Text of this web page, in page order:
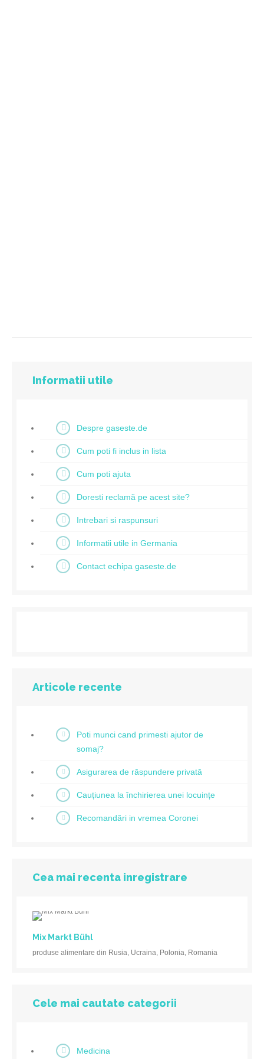
Informatii utile
Despre gaseste.de
Cum poti fi inclus in lista
Cum poti ajuta
Doresti reclamă pe acest site?
Intrebari si raspunsuri
Informatii utile in Germania
Contact echipa gaseste.de
Articole recente
Poti munci cand primesti ajutor de
somaj?
Asigurarea de răspundere privată
Cauțiunea la închirierea unei locuințe
Recomandări in vremea Coronei
Cea mai recenta inregistrare
Mix Markt Bühl
produse alimentare din Rusia, Ucraina, Polonia, Romania
Cele mai cautate categorii
Medicina